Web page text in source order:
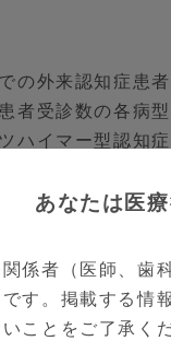
外来認知症患者
受診数の各病
イマー型認知
者数と割合の推
液検査
つける
手術実績の推移
あなたは医
係者（医師、歯
す。掲載する情
ことをご了承くだ